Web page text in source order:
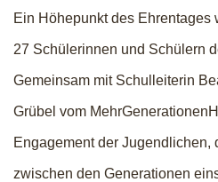
Ein Höhepunkt des Ehrentages
27 Schülerinnen und Schülern
Gemeinsam mit Schulleiterin
Grübel vom
Engagement der Jugendlichen,
zwischen den Generationen